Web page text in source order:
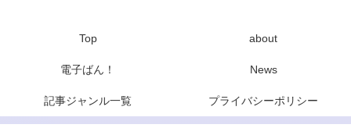
Top about
電子ばん！ News
記事ジャンル一覧 プライバシーポリシー